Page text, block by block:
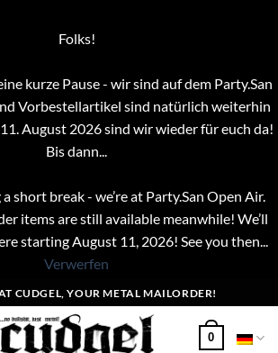
Folks!
kurze Pause - wir sind auf dem Party.San
Vorbestellartikel sind natürlich weiterhin
August 2026 sind wir wieder für euch da!
Bis dann...
short break - we’re at Party.San Open Air.
items are still available meanwhile! We’ll
starting August 11, 2026! See you then...
Verwerfen
CUDGEL, YOUR METAL MAILORDER!
0